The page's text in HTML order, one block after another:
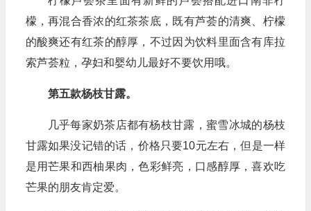
檬，再混合香浓的红茶茶底，既有芦荟的清爽、柠檬
的酸爽还有红茶的醇厚，不过因为饮料里面含有库拉
索芦荟粒，孕妇和婴幼儿最好不要饮用哦。
第五款杨枝甘露。
几乎每家奶茶店都有杨枝甘露，蜜雪冰城的杨枝
甘露如果没记错的话，价格只要10元左右，但是一样
是用芒果和西柚果肉，色彩鲜亮，口感醇厚，喜欢吃
芒果的朋友肯定爱。